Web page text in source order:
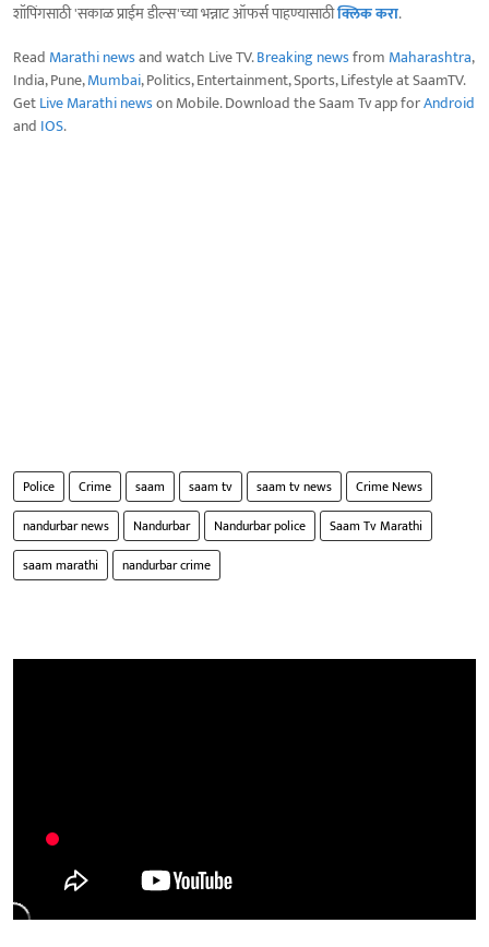
शॉपिंगसाठी 'सकाळ प्राईम डील्स'च्या भन्नाट ऑफर्स पाहण्यासाठीक्लिक करा.
Read Marathi newsand watch Live TV.Breaking newsfrom Maharashtra,
India, Pune,Mumbai, Politics, Entertainment, Sports, Lifestyle at SaamTV.
GetLive Marathi newson Mobile. Download the Saam Tv app forAndroid
and IOS.
Police Crime saam saam tv saam tv news
Crime News
nandurbar news
Nandurbar Nandurbar police
Saam Tv Marathi
saam marathi
nandurbar crime